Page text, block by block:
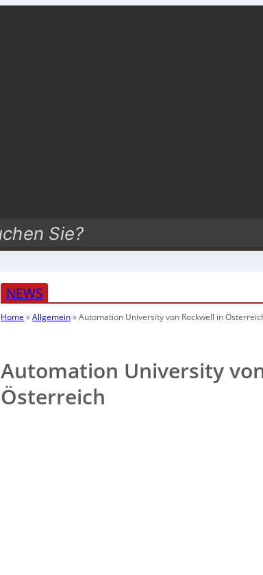
NEWS
Home »Allgemein»Automation University von Rockwell in
Automation University
Österreich